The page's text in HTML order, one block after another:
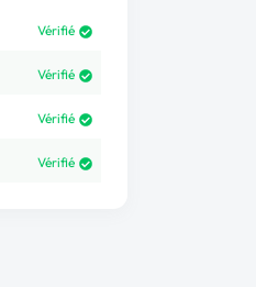
Vérifié
Vérifié
Vérifié
Vérifié